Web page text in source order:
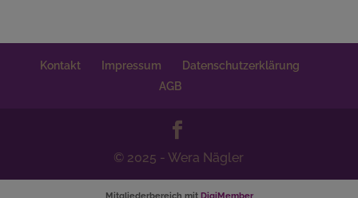
Kontakt Impressum
Datenschutzerklärung
AGB
© 2025 - Wera Nägler